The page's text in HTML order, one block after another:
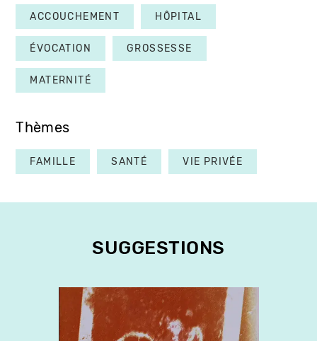
ACCOUCHEMENT HÔPITAL
ÉVOCATION GROSSESSE
MATERNITÉ
Thèmes
FAMILLE SANTÉ VIE PRIVÉE
SUGGESTIONS